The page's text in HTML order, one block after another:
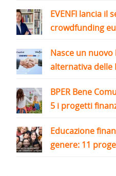
EVENFI lancia il
crowdfunding
Nasce un
alternativa delle
BPER Bene
5 i progetti
Educazione
genere: 11